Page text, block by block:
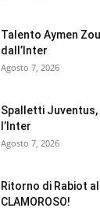
Talento Aymen
dall’Inter
Agosto 7, 2026
Spalletti
l’Inter
Agosto 7, 2026
Ritorno di Rabiot
CLAMOROSO!